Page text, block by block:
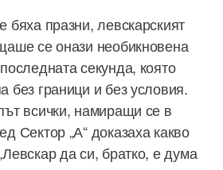
бяха празни, левскарският
се онази необикновена
секунда, която
без граници и без условия.
всички, намиращи се в
Сектор „А“ доказаха какво
да си, братко, е дума